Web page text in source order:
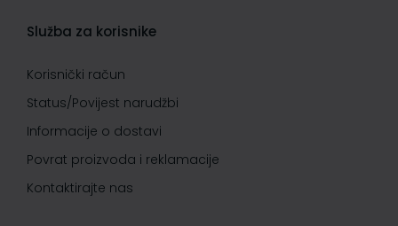
Služba za korisnike
Korisnički račun
Status/Povijest narudžbi
Informacije o dostavi
Povrat proizvoda i reklamacije
Kontaktirajte nas